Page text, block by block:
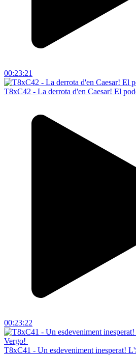
00:23:21
T8xC42 - La derrota d'en Caesar! El
00:23:22
T8xC41 - Un esdeveniment inesperat!